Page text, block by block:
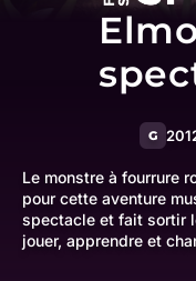
G
Le monstre à fourrure
pour cette aventure
spectacle et fait sortir
jouer, apprendre et